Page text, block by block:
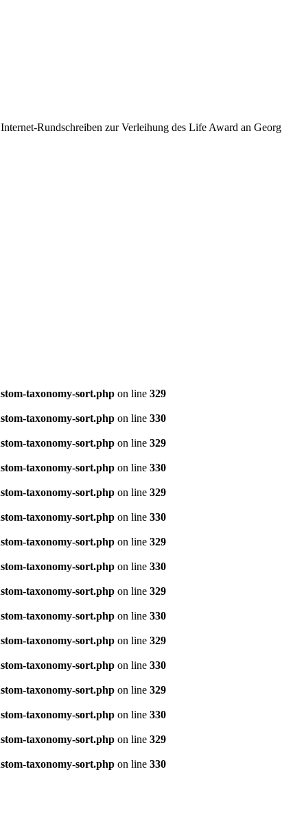
Rundschreiben zur Verleihung des Life Award an Georg
taxonomy-sort.php on line 329
taxonomy-sort.php on line 330
taxonomy-sort.php on line 329
taxonomy-sort.php on line 330
taxonomy-sort.php on line 329
taxonomy-sort.php on line 330
taxonomy-sort.php on line 329
taxonomy-sort.php on line 330
taxonomy-sort.php on line 329
taxonomy-sort.php on line 330
taxonomy-sort.php on line 329
taxonomy-sort.php on line 330
taxonomy-sort.php on line 329
taxonomy-sort.php on line 330
taxonomy-sort.php on line 329
taxonomy-sort.php on line 330